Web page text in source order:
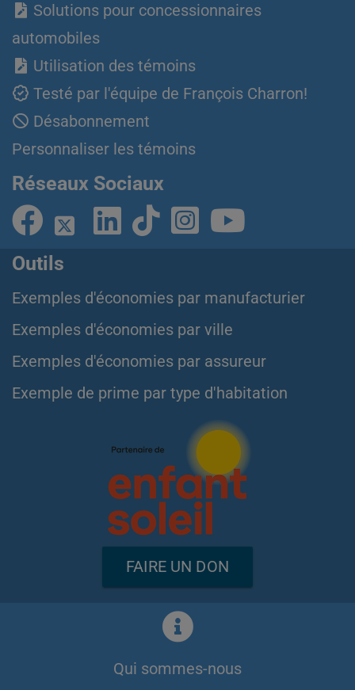
Solutions pour concessionnaires
automobiles
Utilisation des témoins
Testé par l'équipe de François Charron!
Désabonnement
Personnaliser les témoins
Réseaux Sociaux
Outils
Exemples d'économies par manufacturier
Exemples d'économies par ville
Exemples d'économies par assureur
Exemple de prime par type d'habitation
FAIRE UN DON
Qui sommes-nous